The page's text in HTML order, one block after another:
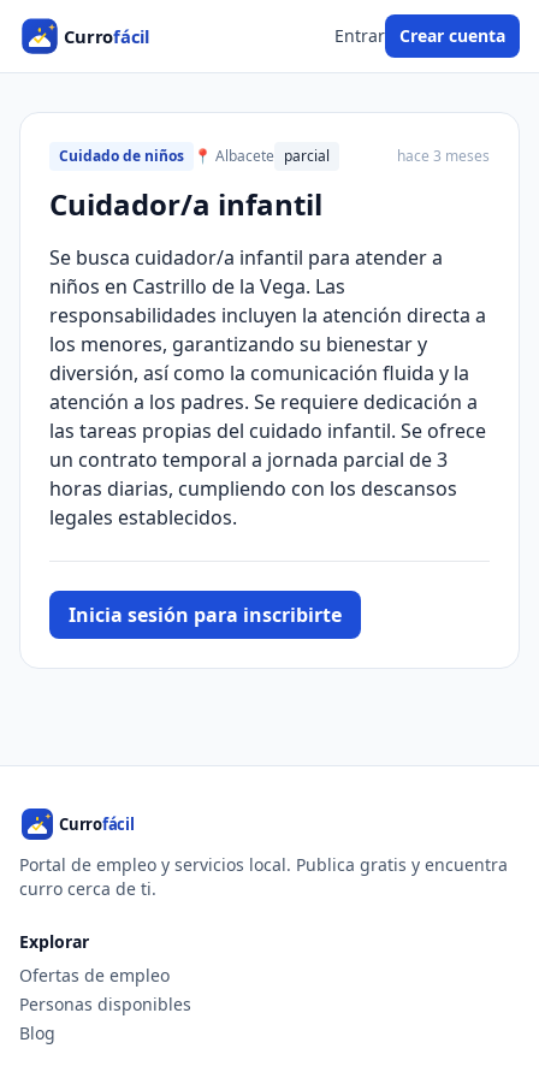
Entrar Crear cuenta
Cuidado de niños 📍 Albacete parcial hace 3 meses
Cuidador/a infantil
Se busca cuidador/a infantil para atender a
niños en Castrillo de la Vega. Las
responsabilidades incluyen la atención directa a
los menores, garantizando su bienestar y
diversión, así como la comunicación fluida y la
atención a los padres. Se requiere dedicación a
las tareas propias del cuidado infantil. Se ofrece
un contrato temporal a jornada parcial de 3
horas diarias, cumpliendo con los descansos
legales establecidos.
Inicia sesión para inscribirte
Portal de empleo y servicios local. Publica gratis y encuentra
curro cerca de ti.
Explorar
Ofertas de empleo
Personas disponibles
Blog